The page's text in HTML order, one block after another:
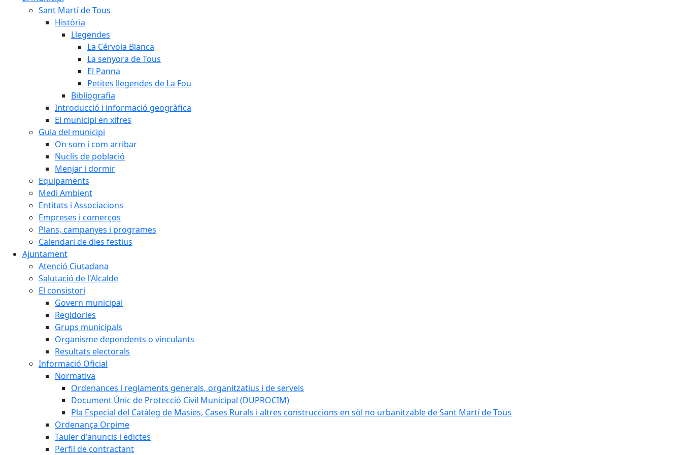
Sant Martí de Tous
Història
Llegendes
La Cérvola Blanca
La senyora de Tous
El Panna
Petites llegendes de La Fou
Bibliografia
Introducció i informació geogràfica
El municipi en xifres
Guia del municipi
On som i com arribar
Nuclis de població
Menjar i dormir
Equipaments
Medi Ambient
Entitats i Associacions
Empreses i comerços
Plans, campanyes i programes
Calendari de dies festius
Ajuntament
Atenció Ciutadana
Salutació de l'Alcalde
El consistori
Govern municipal
Regidories
Grups municipals
Organisme dependents o vinculants
Resultats electorals
Informació Oficial
Normativa
Ordenances i reglaments generals, organitzatius i de serveis
Document Únic de Protecció Civil Municipal (DUPROCIM)
Pla Especial del Catàleg de Masies, Cases Rurals i altres construccions en sòl no urbanitzable de Sant Martí de Tous
Ordenança Orpime
Tauler d'anuncis i edictes
Perfil de contractant